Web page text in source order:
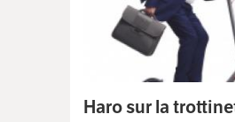
Haro sur la